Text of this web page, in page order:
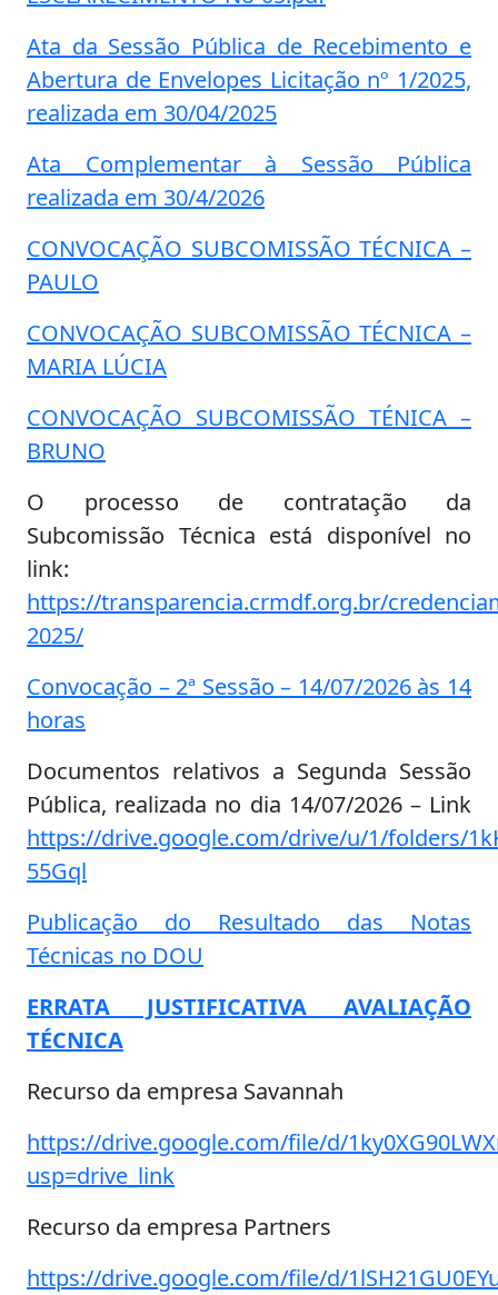
Ata da Sessão Pública de Recebimento e
Abertura de Envelopes Licitação nº 1/2025,
realizada em 30/04/2025
Ata Complementar à Sessão Pública
realizada em 30/4/2026
CONVOCAÇÃO SUBCOMISSÃO TÉCNICA –
PAULO
CONVOCAÇÃO SUBCOMISSÃO TÉCNICA –
MARIA LÚCIA
CONVOCAÇÃO SUBCOMISSÃO TÉNICA –
BRUNO
O processo de contratação da
Subcomissão Técnica está disponível no
link:
https://transparencia.crmdf.org.br/
2025/
Convocação – 2ª Sessão – 14/07/2026 às 14
horas
Documentos relativos a Segunda Sessão
Pública, realizada no dia 14/07/2026 – Link
https://drive.google.com/drive/u/1/folders/
55Gql
Publicação do Resultado das Notas
Técnicas no DOU
ERRATA JUSTIFICATIVA AVALIAÇÃO
TÉCNICA
Recurso da empresa Savannah
https://drive.google.com/file/d/
usp=drive_link
Recurso da empresa Partners
https://drive.google.com/file/d/